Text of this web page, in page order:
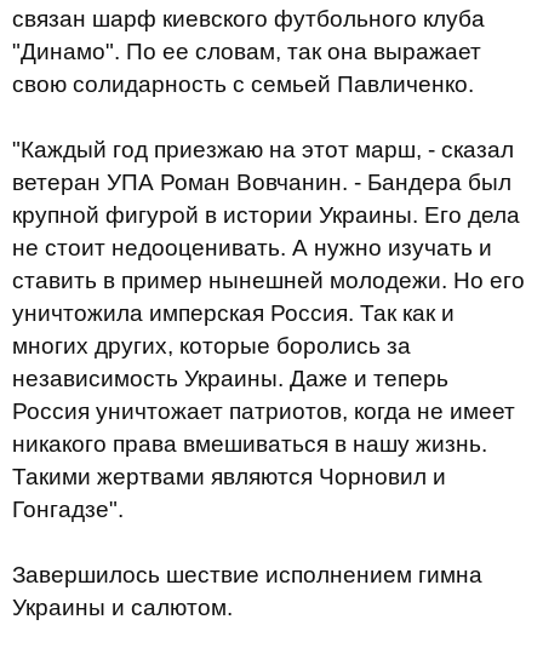
связан шарф киевского футбольного клуба
"Динамо". По ее словам, так она выражает
свою солидарность с семьей Павличенко.
"Каждый год приезжаю на этот марш, - сказал
ветеран УПА Роман Вовчанин. - Бандера был
крупной фигурой в истории Украины. Его дела
не стоит недооценивать. А нужно изучать и
ставить в пример нынешней молодежи. Но его
уничтожила имперская Россия. Так как и
многих других, которые боролись за
независимость Украины. Даже и теперь
Россия уничтожает патриотов, когда не имеет
никакого права вмешиваться в нашу жизнь.
Такими жертвами являются Чорновил и
Гонгадзе".
Завершилось шествие исполнением гимна
Украины и салютом.